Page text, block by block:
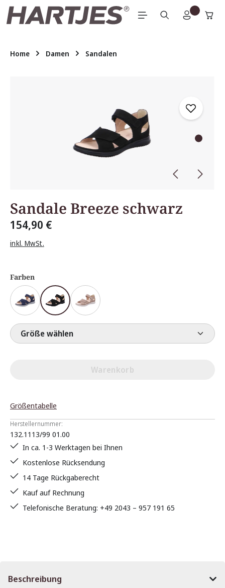
Zum Hauptinhalt springen
Home Damen Sandalen
Sandale Breeze schwarz
154,90 €
inkl. MwSt.
Farben
Größe wählen
Warenkorb
Größentabelle
Herstellernummer:
132.1113/99 01.00
In ca. 1-3 Werktagen bei Ihnen
Kostenlose Rücksendung
14 Tage Rückgaberecht
Kauf auf Rechnung
Telefonische Beratung: +49 2043 – 957 191 65
Beschreibung